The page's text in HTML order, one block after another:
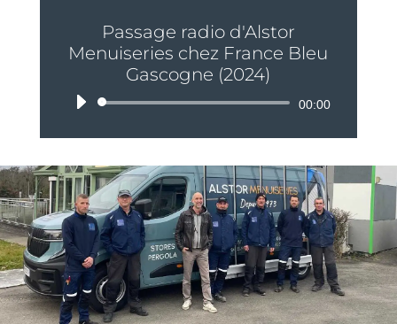
Passage radio d'Alstor
Menuiseries chez France Bleu
Gascogne (2024)
Lecteur
00:00
PARU DANS